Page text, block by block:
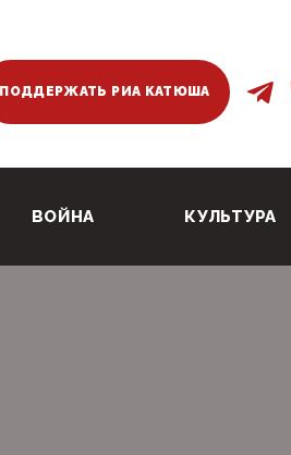
ПОДДЕРЖАТЬ РИА КАТЮША
ВОЙНА КУЛЬТУРА